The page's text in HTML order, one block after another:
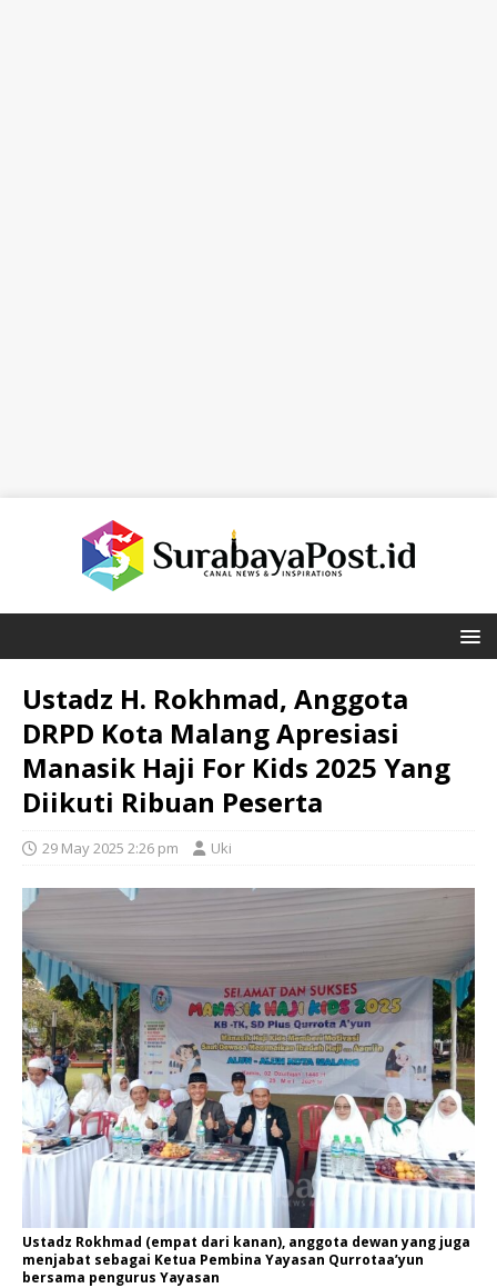
Ustadz H. Rokhmad, Anggota
DRPD Kota Malang Apresiasi
Manasik Haji For Kids 2025 Yang
Diikuti Ribuan Peserta
29 May 2025 2:26 pm Uki
Ustadz Rokhmad (empat dari kanan), anggota dewan yang juga
menjabat sebagai Ketua Pembina Yayasan Qurrotaa’yun
bersama pengurus Yayasan